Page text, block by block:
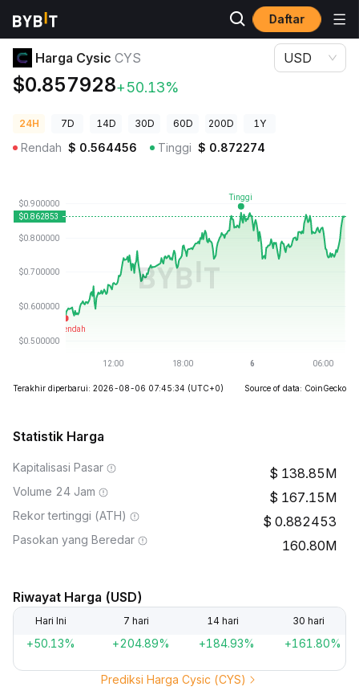
Daftar
Harga Kripto
Harga Cysic CYS
$0.857928+50.13%
USD
24H 7D 14D 30D 60D 200D 1Y
Rendah $ 0.564456 Tinggi $ 0.872274
Terakhir diperbarui: 2026-08-06 07:45:34 (UTC+0) Source of data: CoinGecko
Statistik Harga
Kapitalisasi Pasar 138.85M
Volume 24 Jam 167.15M
Rekor tertinggi (ATH) 0.882453
Pasokan yang Beredar 160.80M
Riwayat Harga (USD)
Hari Ini 7 hari 14 hari 30 hari
+50.13% +204.89% +184.93% +161.80%
Prediksi Harga Cysic (CYS)